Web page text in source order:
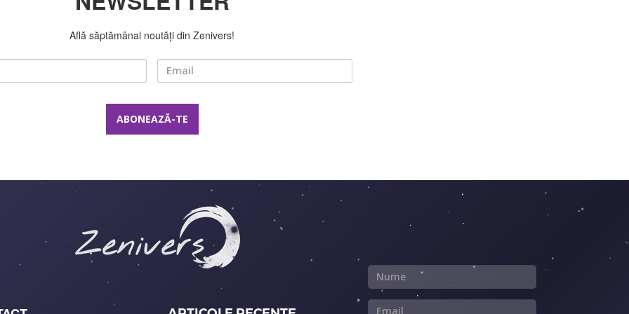
Află săptămânal noutăți din Zenivers!
Nume
Email